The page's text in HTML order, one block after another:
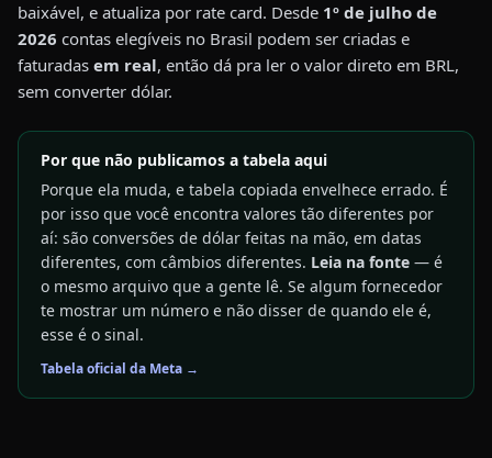
baixável, e atualiza por rate card. Desde 1º de julho de
2026 contas elegíveis no Brasil podem ser criadas e
faturadas em real, então dá pra ler o valor direto em BRL,
sem converter dólar.
Por que não publicamos a tabela aqui
Porque ela muda, e tabela copiada envelhece errado. É
por isso que você encontra valores tão diferentes por
aí: são conversões de dólar feitas na mão, em datas
diferentes, com câmbios diferentes. Leia na fonte — é
o mesmo arquivo que a gente lê. Se algum fornecedor
te mostrar um número e não disser de quando ele é,
esse é o sinal.
Tabela oficial da Meta →